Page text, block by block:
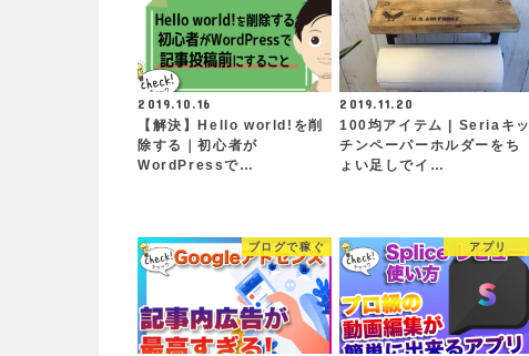
2019.10.16
【解決】Hello world!を削
除する｜初心者が
WordPressで…
2019.11.20
100均アイテム | Seriaキッ
チンペーパーホルダーをち
ょい足しでイ…
ブログで稼ぐ アプリ